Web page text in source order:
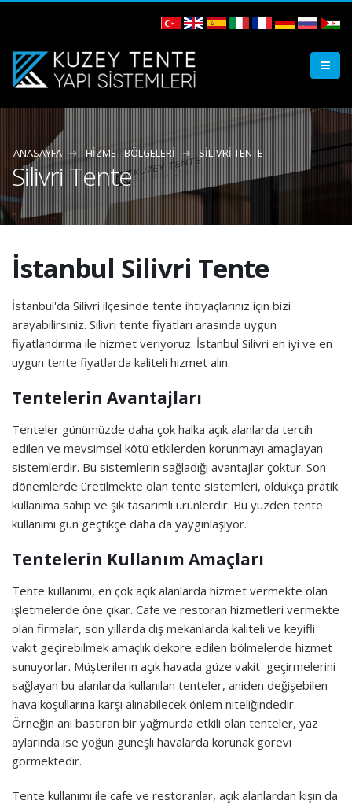
ANASAYFA HIZMET BÖLGELERI SILIVRI TENTE
Silivri Tente
İstanbul Silivri Tente
İstanbul'da Silivri ilçesinde tente ihtiyaçlarınız için bizi
arayabilirsiniz. Silivri tente fiyatları arasında uygun
fiyatlandırma ile hizmet veriyoruz. İstanbul Silivri en iyi ve en
uygun tente fiyatlarda kaliteli hizmet alın.
Tentelerin Avantajları
Tenteler günümüzde daha çok halka açık alanlarda tercih
edilen ve mevsimsel kötü etkilerden korunmayı amaçlayan
sistemlerdir. Bu sistemlerin sağladığı avantajlar çoktur. Son
dönemlerde üretilmekte olan tente sistemleri, oldukça pratik
kullanıma sahip ve şık tasarımlı ürünlerdir. Bu yüzden tente
kullanımı gün geçtikçe daha da yaygınlaşıyor.
Tentelerin Kullanım Amaçları
Tente kullanımı, en çok açık alanlarda hizmet vermekte olan
işletmelerde öne çıkar. Cafe ve restoran hizmetleri vermekte
olan firmalar, son yıllarda dış mekanlarda kaliteli ve keyifli
vakit geçirebilmek amaçlık dekore edilen bölmelerde hizmet
sunuyorlar. Müşterilerin açık havada güze vakit geçirmelerini
sağlayan bu alanlarda kullanılan tenteler, aniden değişebilen
hava koşullarına karşı alınabilecek önlem niteliğindedir.
Örneğin ani bastıran bir yağmurda etkili olan tenteler, yaz
aylarında ise yoğun güneşli havalarda korunak görevi
görmektedir.
Tente kullanımı ile cafe ve restoranlar, açık alanlardan kışın da